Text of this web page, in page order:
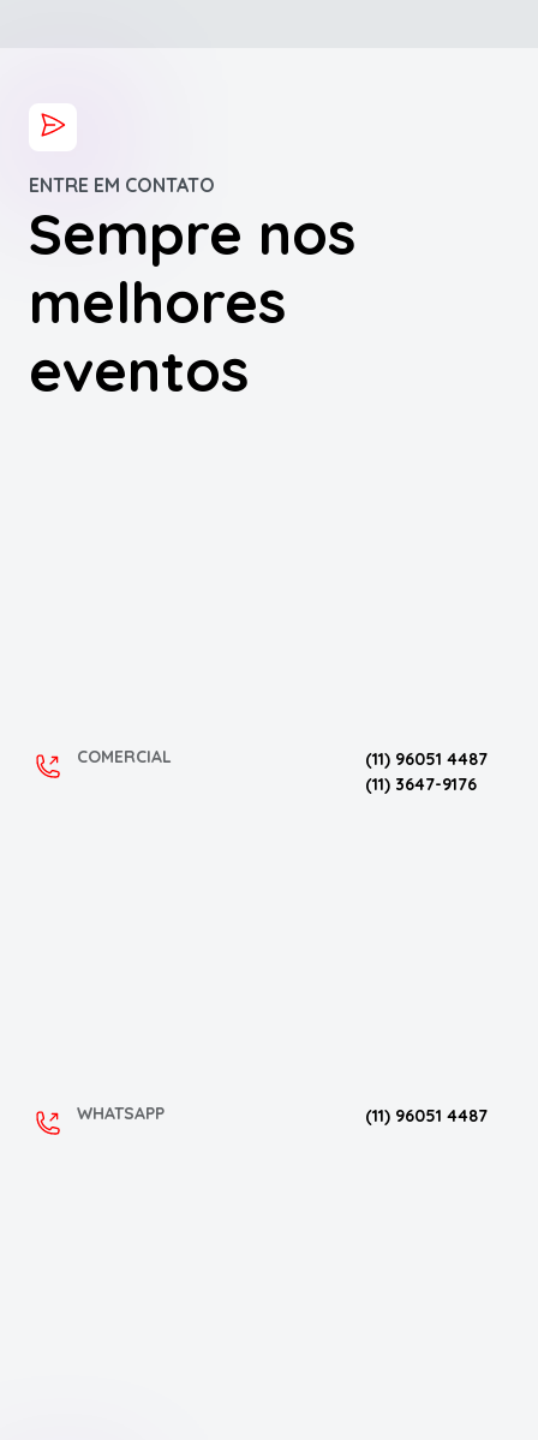
ENTRE EM CONTATO
Sempre nos
melhores
eventos
COMERCIAL
(11) 96051 4487
(11) 3647-9176
WHATSAPP (11) 96051 4487